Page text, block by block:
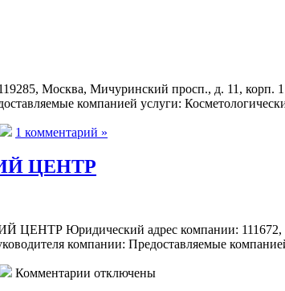
Москва, Мичуринский просп., д. 11, корп.
компанией услуги:
1 комментарий »
ЦЕНТР
Юридический адрес компании: 111672,
компании: Предоставляемые
Комментарии котключены